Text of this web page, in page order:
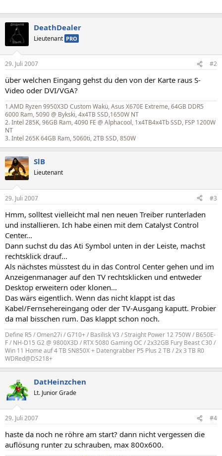
DeathDealer
Lieutenant PRO
29. Juli 2007 #2
über welchen Eingang gehst du den von der Karte raus S-
Video oder DVI/VGA?
1.AMD Ryzen 9950X3D Custom Wakü, Asus X670E Extreme, 64GB DDR5
6000 Ram, 5090 @ Bykski, 4x4TB SSD,1650W NT
2. Intel 285K, 96GB Ram, 4090 FE @ Alphacool, 1x4TB4x4Tb SSD, FSP 1200W
NT
3. Intel 265K 64GB Ram, 5060ti, 2TB SSD, 850W
SlB
Lieutenant
29. Juli 2007 #3
Hmm, solltest vielleicht mal nen neuen Treiber runterladen
und installieren. Ich habe einen mit dem Catalyst Control
Center...
Dann suchst du das Ati Symbol unten in der Leiste, machst
rechtsklick drauf...
Als nächstes müsstest du in das Control Center gehen und im
Anzeigenmanager auf den TV rechtsklicken und entweder
Desktop erweitern oder klonen...
Das wärs eigentlich. Wenn das nicht klappt ist das
Kabel/Fernsehereingang oder der TV-Ausgang kaputt. Probier
da mal bisschen rum. Das klappt schon noch.
Define R5 / Omen27i / G710+ / Basilisk V3 / Straight Power 12 750W / B650E-
F / NH-D15 G2 @ 9800X3D / RTX 5080 Gaming OC / 2x32GB Fury Beast C30 /
Win 11 Home auf 4 TB SN850X + Datengrabber P5 Plus 2 TB / 2x 3 TB R0
WDRed@DS218+
DatHeinzchen
Lt. Junior Grade
29. Juli 2007 #4
haste da noch ne röhre am start? dann nicht vergessen die
auflösung runter zu schrauben, max 800x600.